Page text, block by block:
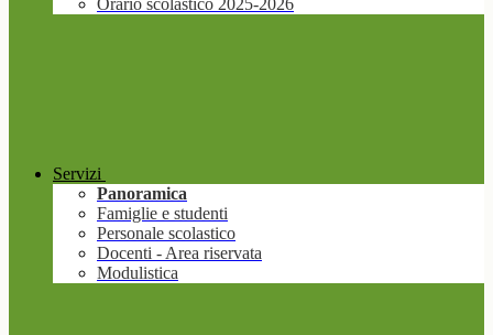
Orario scolastico 2025-2026
Servizi
Panoramica
Famiglie e studenti
Personale scolastico
Docenti - Area riservata
Modulistica